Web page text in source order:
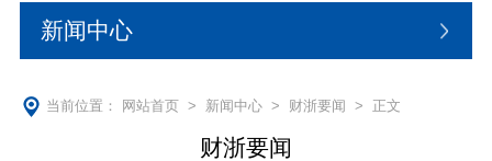
新闻中心
当前位置： 网站首页> 新闻中心> 财浙要闻 > 正文
财浙要闻